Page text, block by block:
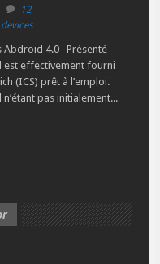
12
Abdroid 4.0 Présenté
est effectivement fourni
(ICS) prêt à l’emploi.
pas initialement...